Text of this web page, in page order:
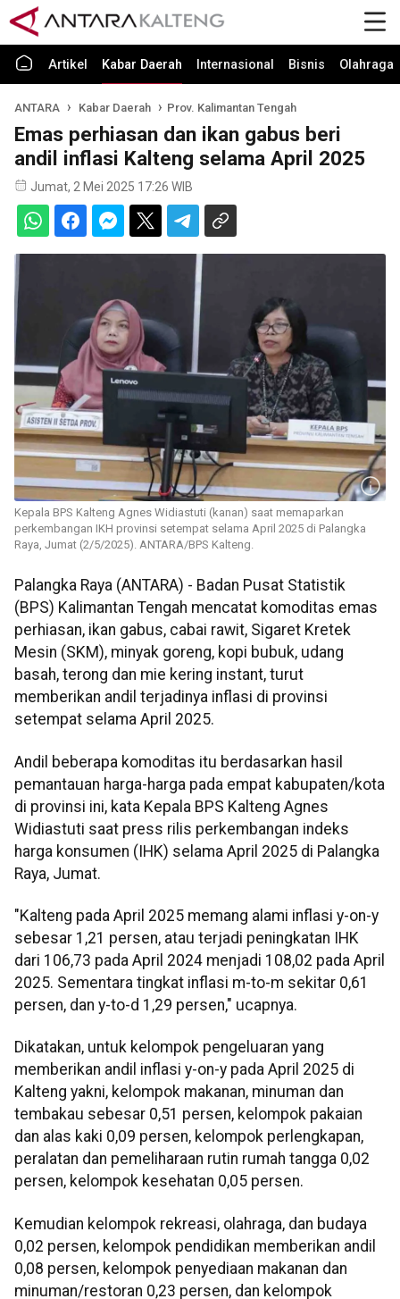
Artikel Kabar Daerah Internasional Bisnis Olahraga
ANTARA Kabar Daerah Prov. Kalimantan Tengah
Emas perhiasan dan ikan gabus beri
andil inflasi Kalteng selama April 2025
Jumat, 2 Mei 2025 17:26 WIB
Kepala BPS Kalteng Agnes Widiastuti (kanan) saat memaparkan
perkembangan IKH provinsi setempat selama April 2025 di Palangka
Raya, Jumat (2/5/2025). ANTARA/BPS Kalteng.
Palangka Raya (ANTARA) - Badan Pusat Statistik
(BPS) Kalimantan Tengah mencatat komoditas emas
perhiasan, ikan gabus, cabai rawit, Sigaret Kretek
Mesin (SKM), minyak goreng, kopi bubuk, udang
basah, terong dan mie kering instant, turut
memberikan andil terjadinya inflasi di provinsi
setempat selama April 2025.
Andil beberapa komoditas itu berdasarkan hasil
pemantauan harga-harga pada empat kabupaten/kota
di provinsi ini, kata Kepala BPS Kalteng Agnes
Widiastuti saat press rilis perkembangan indeks
harga konsumen (IHK) selama April 2025 di Palangka
Raya, Jumat.
"Kalteng pada April 2025 memang alami inflasi y-on-y
sebesar 1,21 persen, atau terjadi peningkatan IHK
dari 106,73 pada April 2024 menjadi 108,02 pada April
2025. Sementara tingkat inflasi m-to-m sekitar 0,61
persen, dan y-to-d 1,29 persen," ucapnya.
Dikatakan, untuk kelompok pengeluaran yang
memberikan andil inflasi y-on-y pada April 2025 di
Kalteng yakni, kelompok makanan, minuman dan
tembakau sebesar 0,51 persen, kelompok pakaian
dan alas kaki 0,09 persen, kelompok perlengkapan,
peralatan dan pemeliharaan rutin rumah tangga 0,02
persen, kelompok kesehatan 0,05 persen.
Kemudian kelompok rekreasi, olahraga, dan budaya
0,02 persen, kelompok pendidikan memberikan andil
0,08 persen, kelompok penyediaan makanan dan
minuman/restoran 0,23 persen, dan kelompok